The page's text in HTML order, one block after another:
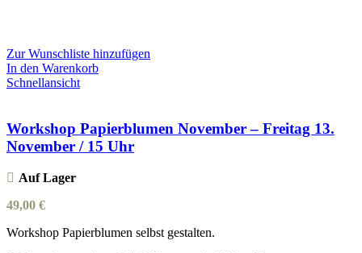
Zur Wunschliste hinzufügen
In den Warenkorb
Schnellansicht
Workshop Papierblumen November – Freitag 13.
November / 15 Uhr
Auf Lager
49,00 €
Workshop Papierblumen selbst gestalten.